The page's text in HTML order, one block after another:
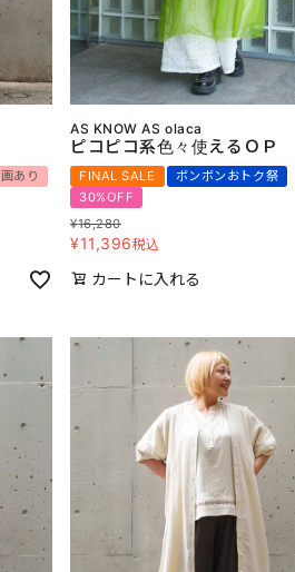
あり
AS KNOW AS olaca
ピコピコ系色々使えるＯＰ
FINAL SALE
ボンボンおトク祭
30%OFF
¥16,280
¥11,396税込
カートに入れる